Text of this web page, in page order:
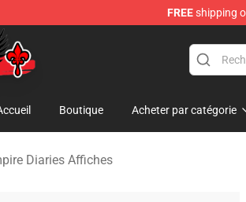
FREEshipping
Diaries Merchandise Store
Boutique Acheter par catégorie
Diaries Affiches